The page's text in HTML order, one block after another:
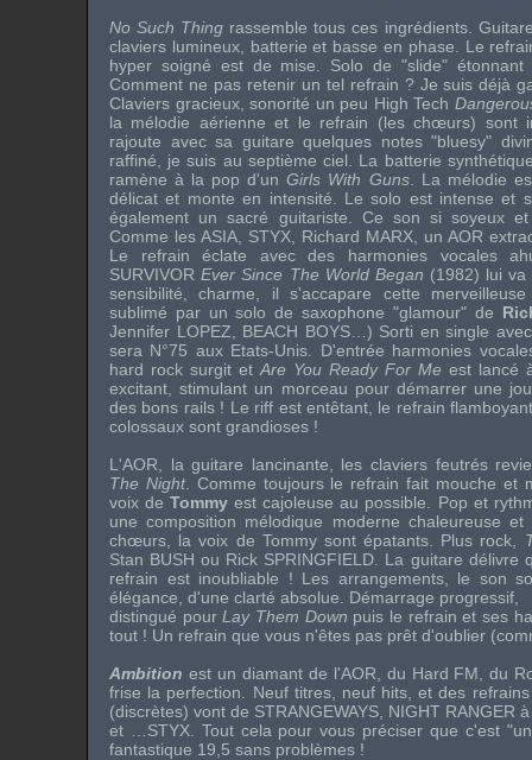
No Such Thing rassemble tous ces ingrédients.
claviers lumineux, batterie et basse en phase. Le
hyper soigné est de mise. Solo de "slide" étonnant
Comment ne pas retenir un tel refrain ? Je suis déjà
Claviers gracieux, sonorité un peu High Tech
la mélodie aérienne et le refrain (les chœurs) sont
rajoute avec sa guitare quelques notes "bluesy"
raffiné, je suis au septième ciel. La batterie
ramène à la pop d'unGirls With Guns. La mélodie
délicat et monte en intensité. Le solo est intense et
également un sacré guitariste. Ce son si soyeux
Comme les ASIA STYX Richard MARX , un AOR
Le refrain éclate avec des harmonies vocales
SURVIVOR Ever Since The World Began (1982) lui va
sensibilité, charme, il s'accapare cette
sublimé par un solo de saxophone "glamour" de
Jennifer LOPEZ
BEACH BOYS…) Sorti en single
sera N°75 aux Etats-Unis. D'entrée harmonies
hard rock surgit et Are You Ready For Me est lancé
excitant, stimulant un morceau pour démarrer une
des bons rails ! Le riff est entêtant, le refrain
colossaux sont grandioses !
L'AOR, la guitare lancinante, les claviers feutrés
The Night. Comme toujours le refrain fait mouche et
voix deTommy est cajoleuse au possible. Pop et
une composition mélodique moderne chaleureuse
chœurs, la voix de Tommy sont épatants. Plus rock,
Stan BUSH ou Rick SPRINGFIELD . La guitare délivre
refrain est inoubliable ! Les arrangements, le son
élégance, d'une clarté absolue. Démarrage progressif,
distingué pourLay Them Down puis le refrain et ses
tout ! Un refrain que vous n'êtes pas prêt d'oublier
Ambition est un diamant de l'AOR, du Hard FM, du
frise la perfection. Neuf titres, neuf hits, et des
(discrètes) vont de STRANGEWAYS NIGHT RANGER
et … STYX. Tout cela pour vous préciser que c'est
fantastique 19,5 sans problèmes !